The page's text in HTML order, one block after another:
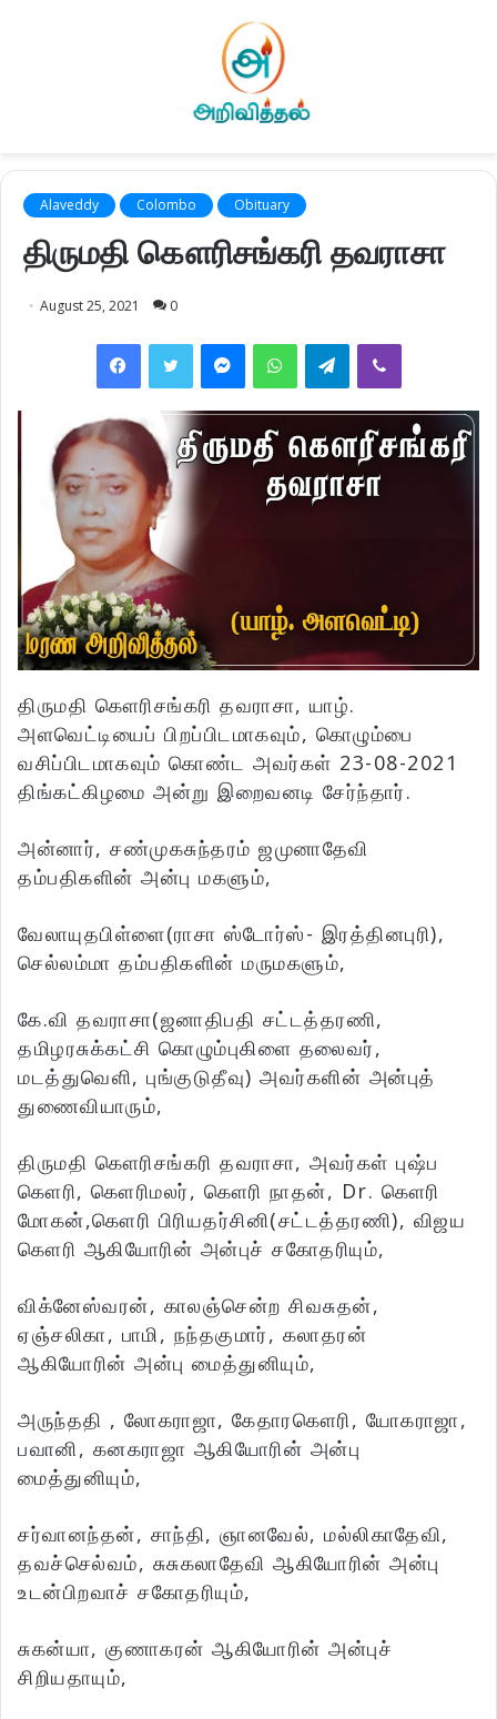
Alaveddy Colombo Obituary
திருமதி கௌரிசங்கரி தவராசா
August 25, 2021 0
FacebookTwitter MessengerWhatsAppTelegramViber
திருமதி கௌரிசங்கரி தவராசா, யாழ்.
அளவெட்டியைப் பிறப்பிடமாகவும், கொழும்பை
வசிப்பிடமாகவும் கொண்ட அவர்கள் 23-08-2021
திங்கட்கிழமை அன்று இறைவனடி சேர்ந்தார்.
அன்னார், சண்முகசுந்தரம் ஜமுனாதேவி
தம்பதிகளின் அன்பு மகளும்,
வேலாயுதபிள்ளை(ராசா ஸ்டோர்ஸ்- இரத்தினபுரி),
செல்லம்மா தம்பதிகளின் மருமகளும்,
கே.வி தவராசா(ஜனாதிபதி சட்டத்தரணி,
தமிழரசுக்கட்சி கொழும்புகிளை தலைவர்,
மடத்துவெளி, புங்குடுதீவு) அவர்களின் அன்புத்
துணைவியாரும்,
திருமதி கௌரிசங்கரி தவராசா, அவர்கள் புஷ்ப
கௌரி, கௌரிமலர், கௌரி நாதன், Dr. கௌரி
மோகன்,கௌரி பிரியதர்சினி(சட்டத்தரணி), விஜய
கௌரி ஆகியோரின் அன்புச் சகோதரியும்,
விக்னேஸ்வரன், காலஞ்சென்ற சிவசுதன்,
ஏஞ்சலிகா, பாமி, நந்தகுமார், கலாதரன்
ஆகியோரின் அன்பு மைத்துனியும்,
அருந்ததி , லோகராஜா, கேதாரகௌரி, யோகராஜா,
பவானி, கனகராஜா ஆகியோரின் அன்பு
மைத்துனியும்,
சர்வானந்தன், சாந்தி, ஞானவேல், மல்லிகாதேவி,
தவச்செல்வம், சுசுகலாதேவி ஆகியோரின் அன்பு
உடன்பிறவாச் சகோதரியும்,
சுகன்யா, குணாகரன் ஆகியோரின் அன்புச்
சிறியதாயும்,